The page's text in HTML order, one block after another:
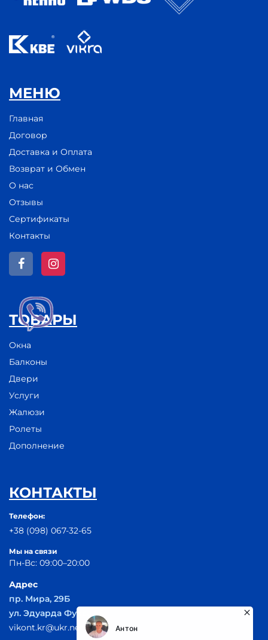
МЕНЮ
Главная
Договор
Доставка и Оплата
Возврат и Обмен
О нас
Отзывы
Сертификаты
Контакты
ТОВАРЫ
Окна
Балконы
Двери
Услуги
Жалюзи
Ролеты
Дополнение
КОНТАКТЫ
Телефон:
+38 (098) 067-32-65
Мы на связи
Пн-Вс: 09:00–20:00
Адрес
пр. Мира, 29Б
ул. Эдуарда Фукса 55
vikont.kr@ukr.net